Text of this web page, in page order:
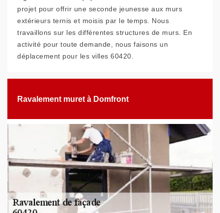
projet pour offrir une seconde jeunesse aux murs
extérieurs ternis et moisis par le temps. Nous
travaillons sur les différentes structures de murs. En
activité pour toute demande, nous faisons un
déplacement pour les villes 60420.
Ravalement muret à Domfront